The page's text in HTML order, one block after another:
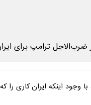
وجود اینکه ایران کاری را